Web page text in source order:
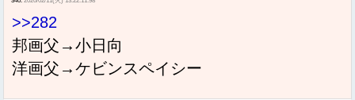
>>282
邦画父→小日向
洋画父→ケビンスペイシー